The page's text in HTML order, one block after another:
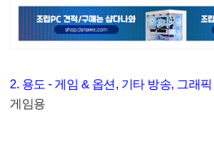
2. 용도 - 게임 & 옵션, 기타 방송, 그래
게임용